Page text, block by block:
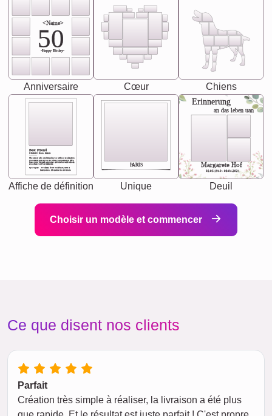
<Name>
50
-Happy Birday-
Anniversaire Cœur Chiens
Best Friend
[<NAME>] Noun, feminie
Synonyms: Soulmate, closet confidante, sister at
heart person, life partner in adventure.
The person who understands you without explanation
you accepts just as you are. She's your partner in life's,
chaos your biggest supporter, and the one with whom
you share your best memories.
Affiche de définition
PARIS
Unique
Erinnerung
an das leben uan
Margarete Hof
02.05.1940 - 08.04.2021
Deuil
Choisir un modèle et commencer
Ce que disent nos clients
Parfait
Création très simple à réaliser, la livraison a été plus